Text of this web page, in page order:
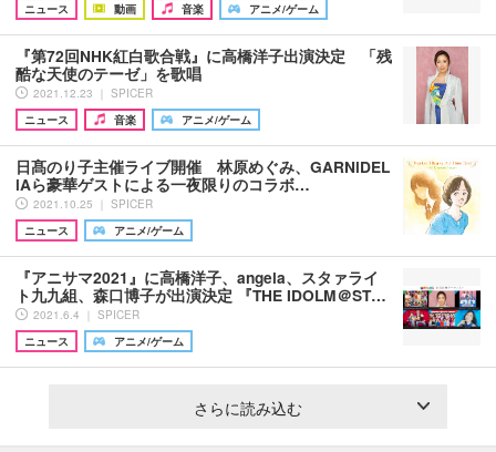
ニュース
動画 音楽 アニメ/ゲーム
『第72回NHK紅白歌合戦』に高橋洋子出演決定 「残
酷な天使のテーゼ」を歌唱
2021.12.23 ｜ SPICER
ニュース
音楽 アニメ/ゲーム
日髙のり子主催ライブ開催 林原めぐみ、GARNiDEL
iAら豪華ゲストによる一夜限りのコラボ…
2021.10.25 ｜ SPICER
ニュース
アニメ/ゲーム
『アニサマ2021』に高橋洋子、angela、スタァライ
ト九九組、森口博子が出演決定 『THE IDOLM＠ST…
2021.6.4 ｜ SPICER
ニュース
アニメ/ゲーム
さらに読み込む